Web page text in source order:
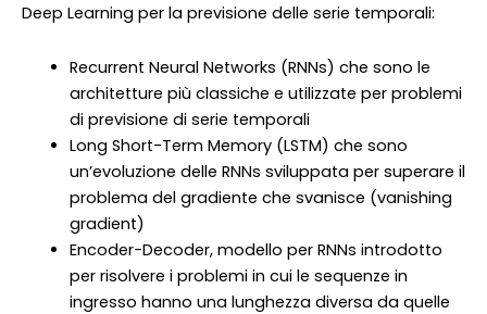
Deep Learning per la previsione delle serie temporali:
Recurrent Neural Networks (RNNs) che sono le
architetture più classiche e utilizzate per problemi
di previsione di serie temporali
Long Short-Term Memory (LSTM) che sono
un’evoluzione delle RNNs sviluppata per superare il
problema del gradiente che svanisce (vanishing
gradient)
Encoder-Decoder, modello per RNNs introdotto
per risolvere i problemi in cui le sequenze in
ingresso hanno una lunghezza diversa da quelle